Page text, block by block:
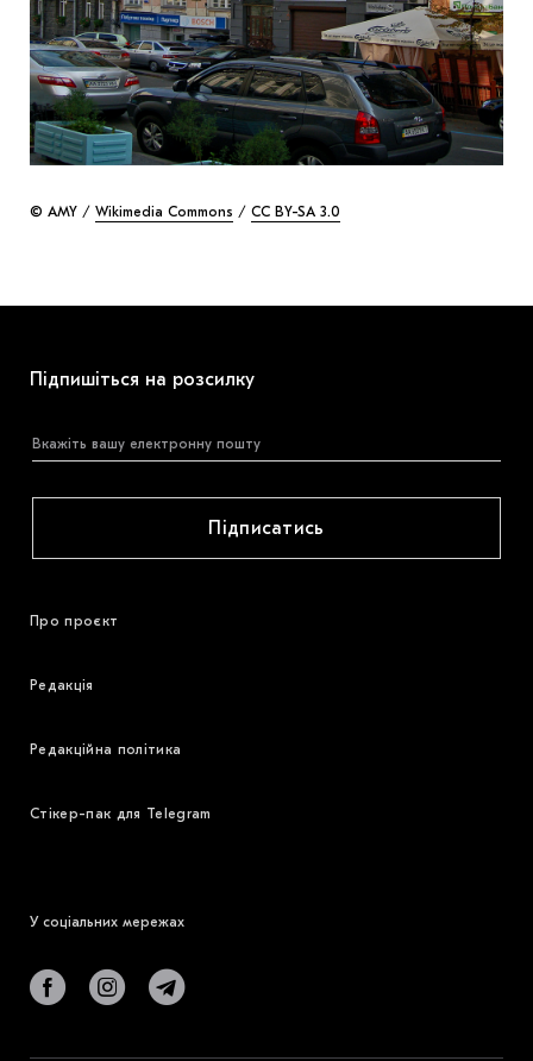
© AMY / Wikimedia Commons / CC BY-SA 3.0
Підпишіться на розсилку
Підписатись
Про проєкт
Редакція
Редакційна політика
Стікер-пак для Telegram
У соціальних мережах